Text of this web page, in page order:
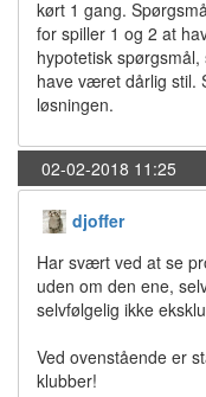
kørt 1 gang.
for spiller 1 og 2 at
hypotetisk
have været dårlig stil.
løsningen.
02-02-2018 11:25
djoffer
Har svært ved at se
uden om den ene,
selvfølgelig ikke
Ved ovenstående er
klubber!